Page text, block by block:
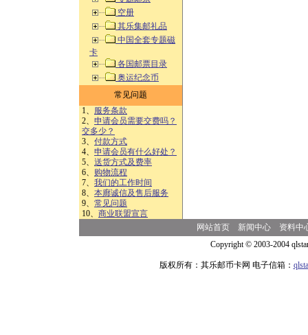
空册
其乐集邮礼品
中国全套专题磁
卡
各国邮票目录
奥运纪念币
常见问题
1、 服务条款
2、 申请会员需要交费吗？
交多少？
3、 付款方式
4、 申请会员有什么好处？
5、 送货方式及费率
6、 购物流程
7、 我们的工作时间
8、 本廊诚信及售后服务
9、 常见问题
10、 商业联盟宣言
网站首页 新闻中心
资料中
Copyright © 2003-2004
版权所有：其乐邮币卡网 电子信箱：